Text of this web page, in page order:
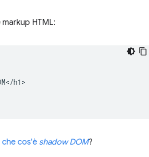
HTML:
h1>
che cos'è shadow DOM?